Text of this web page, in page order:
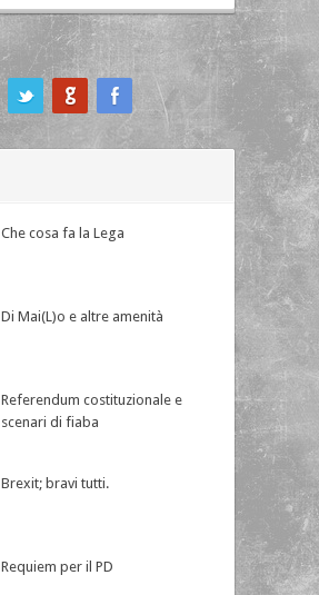
Che cosa fa la Lega
Di Mai(L)o e altre amenità
Referendum costituzionale e
scenari di fiaba
Brexit; bravi tutti.
Requiem per il PD